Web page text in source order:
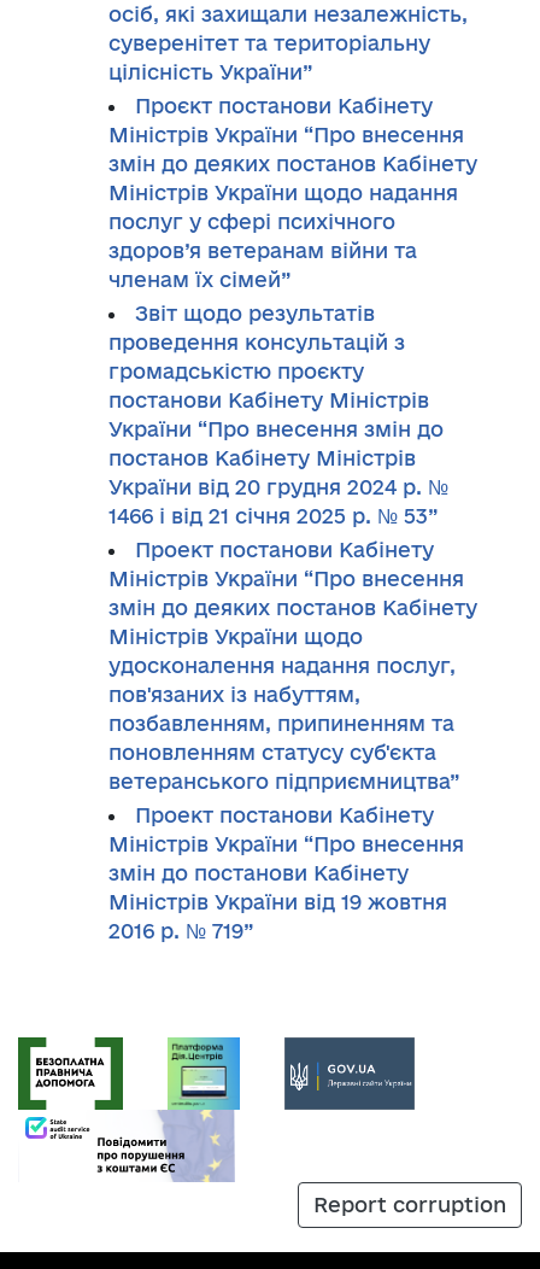
осіб, які захищали незалежність,
суверенітет та територіальну
цілісність України”
Проєкт постанови Кабінету
Міністрів України “Про внесення
змін до деяких постанов Кабінету
Міністрів України щодо надання
послуг у сфері психічного
здоров’я ветеранам війни та
членам їх сімей”
Звіт щодо результатів
проведення консультацій з
громадськістю проєкту
постанови Кабінету Міністрів
України “Про внесення змін до
постанов Кабінету Міністрів
України від 20 грудня 2024 р. №
1466 і від 21 січня 2025 р. № 53”
Проект постанови Кабінету
Міністрів України “Про внесення
змін до деяких постанов Кабінету
Міністрів України щодо
удосконалення надання послуг,
пов'язаних із набуттям,
позбавленням, припиненням та
поновленням статусу суб'єкта
ветеранського підприємництва”
Проект постанови Кабінету
Міністрів України “Про внесення
змін до постанови Кабінету
Міністрів України від 19 жовтня
2016 р. № 719”
Report corruption